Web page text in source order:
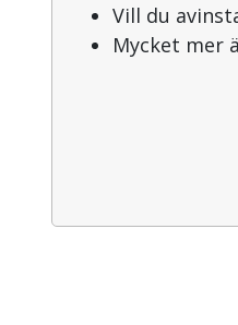
Vill du
Mycket mer